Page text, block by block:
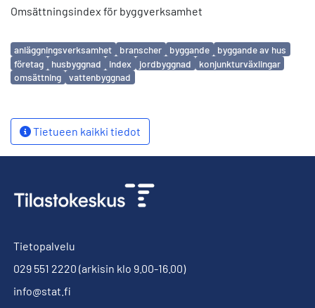
Omsättningsindex för byggverksamhet
Avainsanat
anläggningsverksamhet branscher byggande
byggande av hus
företag
husbyggnad index jordbyggnad
konjunkturväxlingar
omsättning
vattenbyggnad
Tietueen kaikki tiedot
Tietopalvelu
029 551 2220 (arkisin klo 9.00-16.00)
info@stat.fi